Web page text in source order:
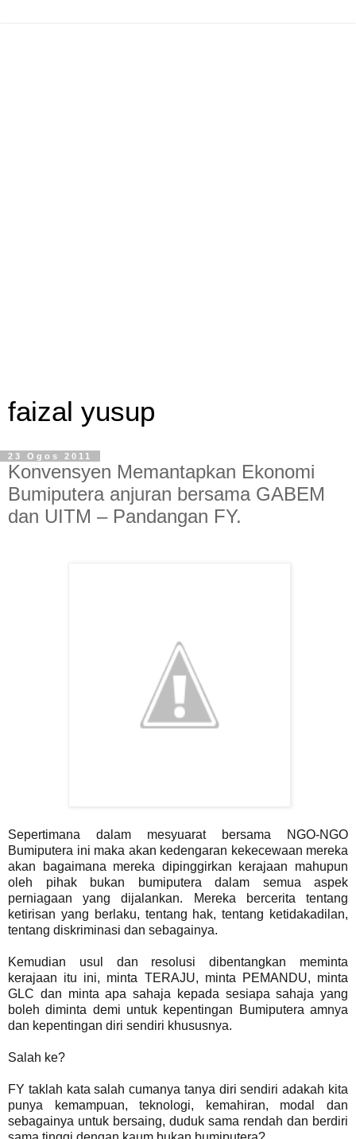
faizal yusup
23 Ogos 2011
Konvensyen Memantapkan Ekonomi
Bumiputera anjuran bersama GABEM
dan UITM – Pandangan FY.
Sepertimana dalam mesyuarat bersama NGO-NGO
Bumiputera ini maka akan kedengaran kekecewaan mereka
akan bagaimana mereka dipinggirkan kerajaan mahupun
oleh pihak bukan bumiputera dalam semua aspek
perniagaan yang dijalankan. Mereka bercerita tentang
ketirisan yang berlaku, tentang hak, tentang ketidakadilan,
tentang diskriminasi dan sebagainya.
Kemudian usul dan resolusi dibentangkan meminta
kerajaan itu ini, minta TERAJU, minta PEMANDU, minta
GLC dan minta apa sahaja kepada sesiapa sahaja yang
boleh diminta demi untuk kepentingan Bumiputera amnya
dan kepentingan diri sendiri khususnya.
Salah ke?
FY taklah kata salah cumanya tanya diri sendiri adakah kita
punya kemampuan, teknologi, kemahiran, modal dan
sebagainya untuk bersaing, duduk sama rendah dan berdiri